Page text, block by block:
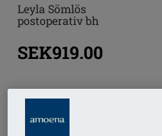
Leyla Sömlös
postoperativ bh
SEK919.00